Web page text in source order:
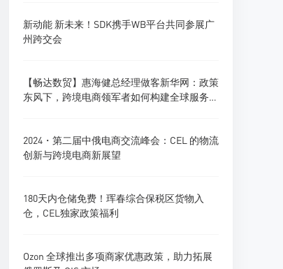
新动能 新未来！SDK携手WB平台共同参展广
州跨交会
【畅达数贸】惠海健总经理做客新华网：政策
东风下，跨境电商领军者如何构建全球服务新
2024・第二届中俄电商交流峰会：CEL 的物流
创新与跨境电商新展望
180天内仓储免费！珲春综合保税区货物入
仓，CEL独家政策福利
Ozon 全球推出多项商家优惠政策，助力拓展